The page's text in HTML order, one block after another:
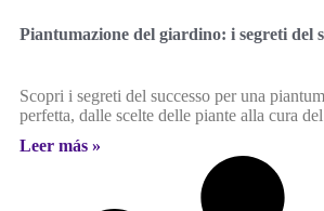
Piantumazione del giardino: i segreti del
Scopri i segreti del successo per una
perfetta, dalle scelte delle piante alla cura
Leer más »